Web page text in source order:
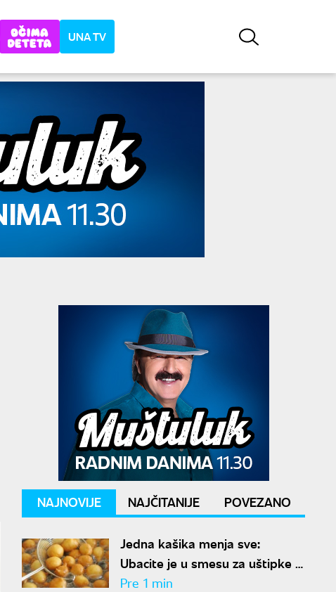
UNA TV
NAJNOVIJE NAJČITANIJE POVEZANO
Jedna kašika menja sve:
Ubacite je u smesu za uštipke i
biće mekani kao duša
Pre 1 min